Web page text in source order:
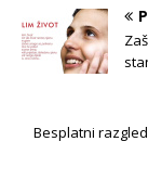
Besplatni